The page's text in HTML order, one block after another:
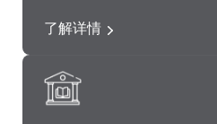
了解详情